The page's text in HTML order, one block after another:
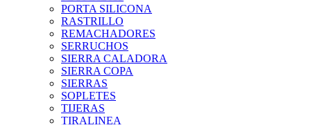
PORTA SILICONA
RASTRILLO
REMACHADORES
SERRUCHOS
SIERRA CALADORA
SIERRA COPA
SIERRAS
SOPLETES
TIJERAS
TIRALINEA